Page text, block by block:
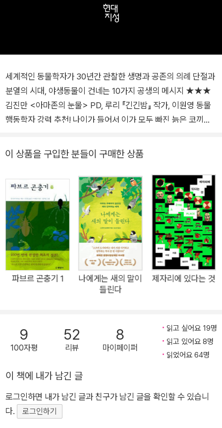
세계적인 동물학자가 30년간 관찰한 생명과 공존의 의례 단절과
분열의 시대, 야생동물이 건네는 10가지 공생의 메시지 ★★★
김진만 <아마존의 눈물> PD, 루리 『긴긴밤』 작가, 이원영 동물
행동학자 강력 추천! 나이가 들어서 이가 모두 빠진 늙은 코끼리
기 침팬지에게 흰개미 잡는 도구를 만들어 손수 쥐여주며 먹이를
방에게 토마토를 선물한다. 코끼리는 죽은 친구의 장례식에서 애
도하며 몸에 흙을 덮어준다. 이처럼 살아 있는 생명체는 모두 나
름의 방식으로 의례를 행하며 살아간다. 오직 인간만이 생각하고
감정을 느끼며 일정한 체계를 갖추었다는 선입견은 진실이 아니
다. 세계적으로 유명한 행동생태학자이자 코끼리 전문가인 저자
케이틀린 오코넬은 지난 30여 년간 코끼리, 원숭이, 얼룩말, 코뿔
소, 사자, 고래, 홍학 등 수많은 동물을 관찰하고 연구했다. 책 속
에서 그는 우리 인간의 기원과 본성을 야생동물에게서 찾고 그들
로부터 인간의 기본적인 본능과 욕구를 탐색한다. 그 본능이란 다
인간과 자연이 어떻게 연결되어 있는지 파악하고, 보다 생명력 넘
치는 공동체를 이루어가는 데 필요한 빛나는 통찰을 제시한다. 과
는 가장 소중한 것을 잊은 채 살아왔다. 지금까지 인간과 동물 종
들이 혹독한 환경 속에서 어떻게 진화하고 살아남았는지를 돌이
켜본다면 우리가 무엇을 회복해야 하는지 확실히 알게 될 것이다.
모든 것이 불확실하고 상대적인 현실에서 변하지 않는 단 하나의
이 상품을 구입한 분들이 구매한 상품
파브르 곤충기 1
나에게는 새의 말이
들린다
제자리에 있다는 것
9
100자평
52
리뷰
8
마이페이퍼
읽고 싶어요 19명
읽고 있어요 8명
읽었어요 64명
이 책에 내가 남긴 글
로그인하면 내가 남긴 글과 친구가 남긴 글을 확인할 수 있습니
다.
로그인하기